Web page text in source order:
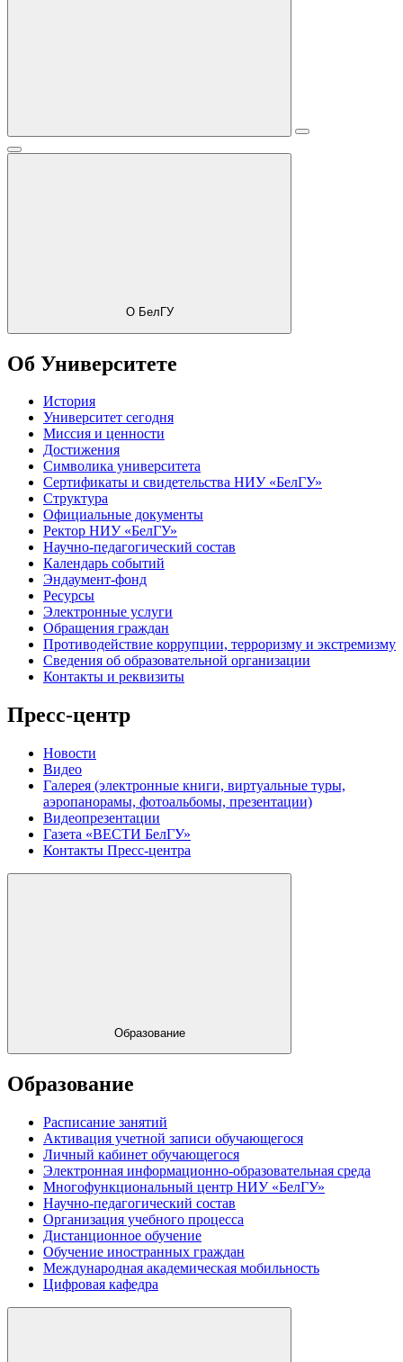
О БелГУ
Об Университете
История
Университет сегодня
Миссия и ценности
Достижения
Символика университета
Сертификаты и свидетельства НИУ «БелГУ»
Структура
Официальные документы
Ректор НИУ «БелГУ»
Научно-педагогический состав
Календарь событий
Эндаумент-фонд
Ресурсы
Электронные услуги
Обращения граждан
Противодействие коррупции, терроризму и экстремизму
Сведения об образовательной организации
Контакты и реквизиты
Пресс-центр
Новости
Видео
Галерея (электронные книги, виртуальные туры,
аэропанорамы, фотоальбомы, презентации)
Видеопрезентации
Газета «ВЕСТИ БелГУ»
Контакты Пресс-центра
Образование
Образование
Расписание занятий
Активация учетной записи обучающегося
Личный кабинет обучающегося
Электронная информационно-образовательная среда
Многофункциональный центр НИУ «БелГУ»
Научно-педагогический состав
Организация учебного процесса
Дистанционное обучение
Обучение иностранных граждан
Международная академическая мобильность
Цифровая кафедра